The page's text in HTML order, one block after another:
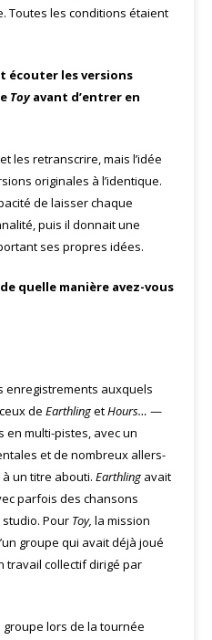
Toutes les conditions étaient
écouter les versions
Toyavant d’entrer en
les retranscrire, mais l’idée
originales à l’identique.
de laisser chaque
puis il donnait une
ses propres idées.
quelle manière avez-vous
enregistrements auxquels
de EarthlingetHours… —
multi-pistes, avec un
et de nombreux allers-
un titre abouti. Earthling avait
parfois des chansons
Pour Toy, la mission
groupe qui avait déjà joué
travail collectif dirigé par
groupe lors de la tournée